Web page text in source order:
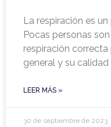
La respiración es
Pocas personas
respiración
general y su calidad
LEER MÁS »
30 de septiembre de 2023